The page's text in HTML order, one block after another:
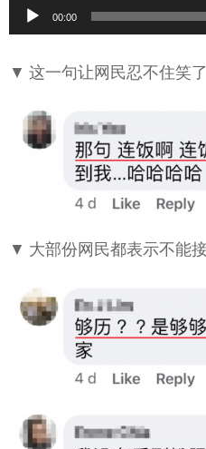
00:00
▼ 这一句让网民忍不住笑了
▼ 大部份网民都表示不能接